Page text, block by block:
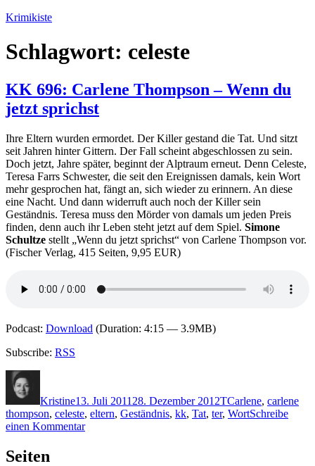
Zum
springen
Krimikiste
Schlagwort: celeste
KK 696: Carlene Thompson – Wenn du
jetzt sprichst
Ihre Eltern wurden ermordet. Der Killer gestand die Tat. Und sitzt
seit Jahren hinter Gittern. Der Fall scheint abgeschlossen zu sein.
Doch jetzt, Jahre später, beginnt der Alptraum erneut. Denn Celeste,
Teresa Farrs Schwester, die seit den Ereignissen damals, kein Wort
mehr gesprochen hat, fängt an, sich wieder zu erinnern. An diese
eine Nacht. Und dann widerruft auch noch der Killer sein
Geständnis. Teresa muss den Mörder von damals um jeden Preis
finden, denn auch ihr Leben steht jetzt auf dem Spiel. Simone
Schultze stellt „Wenn du jetzt sprichst“ von Carlene Thompson vor.
(Fischer Verlag, 415 Seiten, 9,95 EUR)
Podcast: Download (Duration: 4:15 — 3.9MB)
Subscribe: RSS
Kristine13. Juli 2011 28. Dezember 2012TCarlene, carlene
thompson, celeste, eltern, Geständnis, kk, Tat, ter, WortSchreibe
einen Kommentarzu
Seiten